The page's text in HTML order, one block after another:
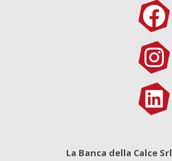
La Banca della Calce Srl